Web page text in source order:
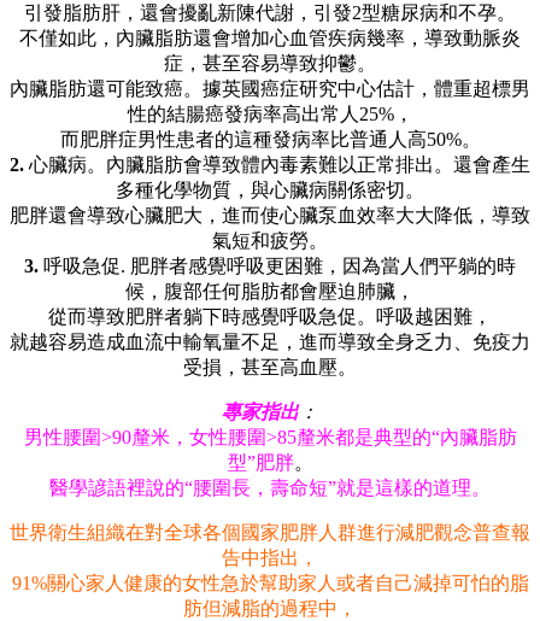
引發脂肪肝，還會擾亂新陳代謝，引發2型糖尿病和不孕。
不僅如此，內臟脂肪還會增加心血管疾病幾率，導致動脈炎
症，甚至容易導致抑鬱。
內臟脂肪還可能致癌。據英國癌症研究中心估計，體重超標男
性的結腸癌發病率高出常人25%，
而肥胖症男性患者的這種發病率比普通人高50%。
2. 心臟病。內臟脂肪會導致體內毒素難以正常排出。還會產生
多種化學物質，與心臟病關係密切。
肥胖還會導致心臟肥大，進而使心臟泵血效率大大降低，導致
氣短和疲勞。
3. 呼吸急促. 肥胖者感覺呼吸更困難，因為當人們平躺的時
候，腹部任何脂肪都會壓迫肺臟，
從而導致肥胖者躺下時感覺呼吸急促。呼吸越困難，
就越容易造成血流中輸氧量不足，進而導致全身乏力、免疫力
受損，甚至高血壓。
專家指出：
男性腰圍>90釐米，女性腰圍>85釐米都是典型的“內臟脂肪
型”肥胖。
醫學諺語裡說的“腰圍長，壽命短”就是這樣的道理。
世界衛生組織在對全球各個國家肥胖人群進行減肥觀念普查報
告中指出，
91%關心家人健康的女性急於幫助家人或者自己減掉可怕的脂
肪但減脂的過程中，